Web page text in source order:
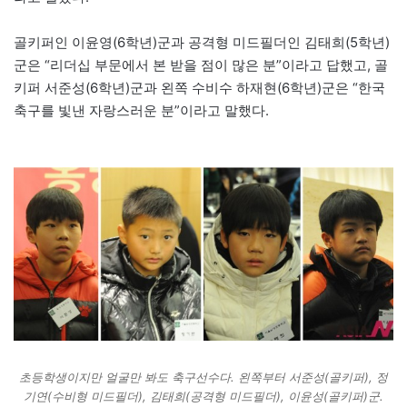
골키퍼인 이윤영(6학년)군과 공격형 미드필더인 김태희(5학년)
군은 “리더십 부문에서 본 받을 점이 많은 분”이라고 답했고, 골
키퍼 서준성(6학년)군과 왼쪽 수비수 하재현(6학년)군은 “한국
축구를 빛낸 자랑스러운 분”이라고 말했다.
초등학생이지만 얼굴만 봐도 축구선수다. 왼쪽부터 서준성(골키퍼), 정
기연(수비형 미드필더), 김태희(공격형 미드필더), 이윤성(골키퍼)군.